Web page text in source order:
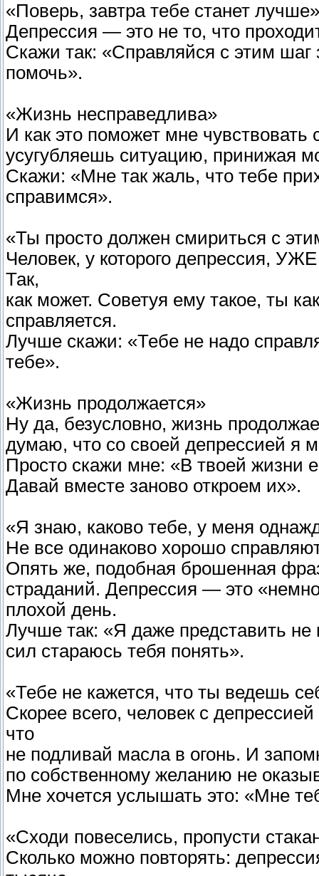
«Поверь, завтра тебе станет лучше»
Депрессия — это не то, что
Скажи так: «Справляйся с этим
помочь».
«Жизнь несправедлива»
И как это поможет мне
усугубляешь ситуацию, принижая
Скажи: «Мне так жаль, что тебе
справимся».
«Ты просто должен смириться с
Человек, у которого депрессия,
Так,
как может. Советуя ему такое, ты
справляется.
Лучше скажи: «Тебе не надо
тебе».
«Жизнь продолжается»
Ну да, безусловно, жизнь
думаю, что со своей депрессией я
Просто скажи мне: «В твоей жизни
Давай вместе заново откроем их».
«Я знаю, каково тебе, у меня
Не все одинаково хорошо
Опять же, подобная брошенная
страданий. Депрессия — это
плохой день.
Лучше так: «Я даже представить не
сил стараюсь тебя понять».
«Тебе не кажется, что ты ведешь
Скорее всего, человек с
что
не подливай масла в огонь. И
по собственному желанию не
Мне хочется услышать это: «Мне
«Сходи повеселись, пропусти
Сколько можно повторять: